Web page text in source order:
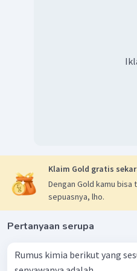
Klaim Gold gratis
Dengan Gold kamu bisa
sepuasnya, lho.
Pertanyaan serupa
Rumus kimia berikut yang